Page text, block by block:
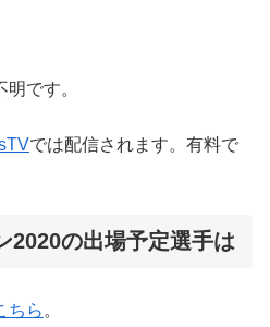
です。
では配信されます。有料で
2020の出場予定選手は
ちら 。